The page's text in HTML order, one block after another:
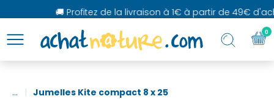
🚚 Profitez de la livraison à 1€ à partir de 49€ d'achat
... Jumelles Kite compact 8 x 25
0